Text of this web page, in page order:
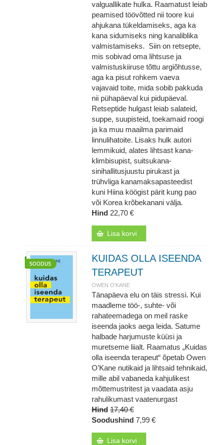
valguallikate hulka. Raamatust leiab
peamised töövõtted nii toore kui
ahjukana tükeldamiseks, aga ka
kana sidumiseks ning kanaliblika
valmistamiseks. Siin on retsepte,
mis sobivad oma lihtsuse ja
valmistuskiiruse tõttu argiõhtusse,
aga ka pisut rohkem vaeva
vajavaid toite, mida sobib pakkuda
nii pühapäeval kui pidupäeval.
Retseptide hulgast leiab salateid,
suppe, suupisteid, toekamaid roogi
ja ka muu maailma parimaid
linnulihatoite. Lisaks hulk autori
lemmikuid, alates lihtsast kana-
klimbisupist, suitsukana-
sinihallitusjuustu pirukast ja
trühvliga kanamaksapasteedist
kuni Hiina köögist pärit kung pao
või Korea krõbekanani välja.
Hind 22,70 €
Lisa korvi
KUIDAS OLLA ISEENDA
TERAPEUT
OWEN O’KANE
Tänapäeva elu on täis stressi. Kui
maadleme töö-, suhte- või
rahateemadega on meil raske
iseenda jaoks aega leida. Satume
halbade harjumuste küüsi ja
muretseme liialt. Raamatus „Kuidas
olla iseenda terapeut“ õpetab Owen
O’Kane nutikaid ja lihtsaid tehnikaid,
mille abil vabaneda kahjulikest
mõttemustritest ja vaadata asju
rahulikumast vaatenurgast
Hind 17,40 €
Soodushind 7,99 €
Lisa korvi